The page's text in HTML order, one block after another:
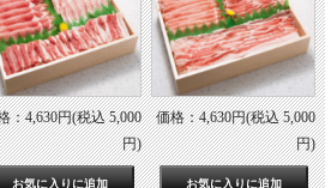
：4,630円(税込 5,000
円)
価格：4,630円(税込 5,000
円)